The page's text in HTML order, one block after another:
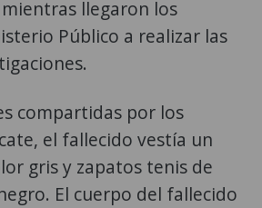
llegaron los
Público a realizar las
compartidas por los
el fallecido vestía un
gris y zapatos tenis de
El cuerpo del fallecido